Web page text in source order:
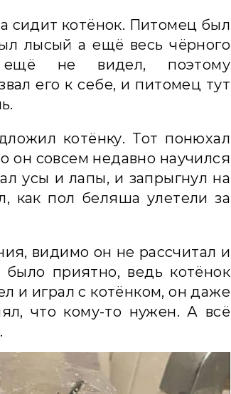
сидит котёнок. Питомец был
лысый а ещё весь чёрного
не видел, поэтому
его к себе, и питомец тут
котёнку. Тот понюхал
он совсем недавно научился
усы и лапы, и запрыгнул на
как пол беляша улетели за
видимо он не рассчитал и
приятно, ведь котёнок
и играл с котёнком, он даже
что кому-то нужен. А всё